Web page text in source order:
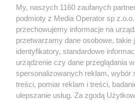
Wydawca mediówlokalnych
Nie zapomnij
zapoznać się z:
polityką prywatności regulamin
Twojemiasto
My, naszych 1160 zaufanych
podmioty z Media Operator sp
przechowujemy informacje na
przetwarzamy dane osobowe, takie
identyfikatory, standardowe
urządzenie czy dane przeglądania
spersonalizowanych reklam, wybór
treści, pomiar reklam i treści,
ulepszanie usług. Za zgodą